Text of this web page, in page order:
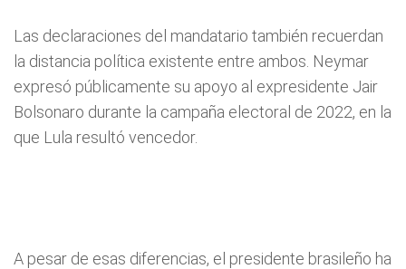
Las declaraciones del mandatario también recuerdan
la distancia política existente entre ambos. Neymar
expresó públicamente su apoyo al expresidente Jair
Bolsonaro durante la campaña electoral de 2022, en la
que Lula resultó vencedor.
A pesar de esas diferencias, el presidente brasileño ha